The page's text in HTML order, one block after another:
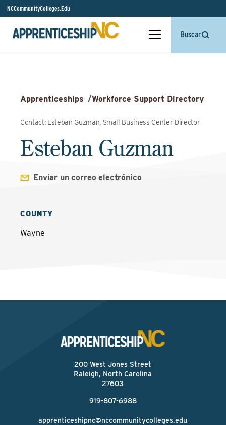
NCCommunityColleges.Edu
Buscar
Apprenticeships /Workforce Support Directory
Contact: Esteban Guzman, Small Business Center Director
Esteban Guzman
Enviar un correo electrónico
COUNTY
Wayne
200 West Jones Street
Raleigh, North Carolina
27603
919-807-6988
apprenticeshipnc@nccommunitycolleges.edu